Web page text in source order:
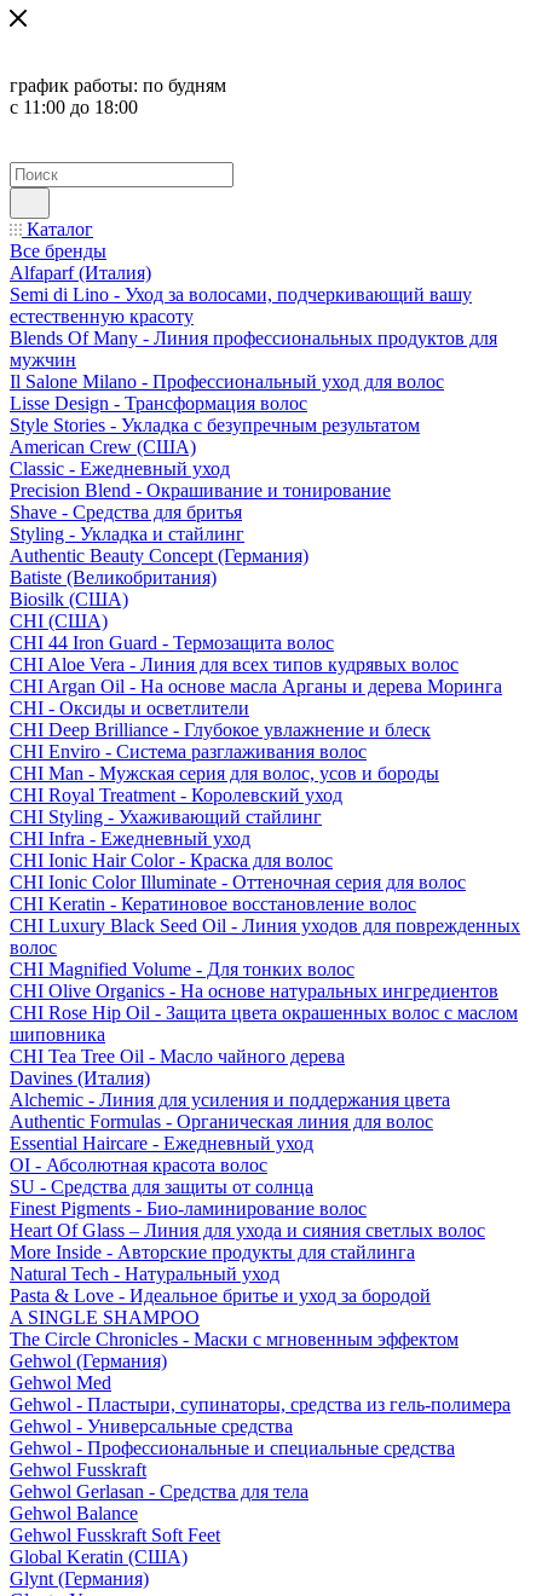
график работы: по будням
с 11:00 до 18:00
Каталог
Все бренды
Alfaparf (Италия)
Semi di Lino - Уход за волосами, подчеркивающий вашу
естественную красоту
Blends Of Many - Линия профессиональных продуктов для
мужчин
Il Salone Milano - Профессиональный уход для волос
Lisse Design - Трансформация волос
Style Stories - Укладка с безупречным результатом
American Crew (США)
Classic - Ежедневный уход
Precision Blend - Окрашивание и тонирование
Shave - Средства для бритья
Styling - Укладка и стайлинг
Authentic Beauty Concept (Германия)
Batiste (Великобритания)
Biosilk (США)
CHI (США)
CHI 44 Iron Guard - Термозащита волос
CHI Aloe Vera - Линия для всех типов кудрявых волос
CHI Argan Oil - На основе масла Арганы и дерева Моринга
CHI - Оксиды и осветлители
CHI Deep Brilliance - Глубокое увлажнение и блеск
CHI Enviro - Система разглаживания волос
CHI Man - Мужская серия для волос, усов и бороды
CHI Royal Treatment - Королевский уход
CHI Styling - Ухаживающий стайлинг
CHI Infra - Ежедневный уход
CHI Ionic Hair Color - Краска для волос
CHI Ionic Color Illuminate - Оттеночная серия для волос
CHI Keratin - Кератиновое восстановление волос
CHI Luxury Black Seed Oil - Линия уходов для поврежденных
волос
CHI Magnified Volume - Для тонких волос
CHI Olive Organics - На основе натуральных ингредиентов
CHI Rose Hip Oil - Защита цвета окрашенных волос с маслом
шиповника
CHI Tea Tree Oil - Масло чайного дерева
Davines (Италия)
Alchemic - Линия для усиления и поддержания цвета
Authentic Formulas - Органическая линия для волос
Essential Haircare - Eжедневный уход
OI - Абсолютная красота волос
SU - Средства для защиты от солнца
Finest Pigments - Био-ламинирование волос
Heart Of Glass – Линия для ухода и сияния светлых волос
More Inside - Авторские продукты для стайлинга
Natural Tech - Натуральный уход
Pasta & Love - Идеальное бритье и уход за бородой
A SINGLE SHAMPOO
The Circle Chronicles - Маски с мгновенным эффектом
Gehwol (Германия)
Gehwol Med
Gehwol - Пластыри, супинаторы, средства из гель-полимера
Gehwol - Универсальные средства
Gehwol - Профессиональные и специальные средства
Gehwol Fusskraft
Gehwol Gerlasan - Средства для тела
Gehwol Balance
Gehwol Fusskraft Soft Feet
Global Keratin (США)
Glynt (Германия)